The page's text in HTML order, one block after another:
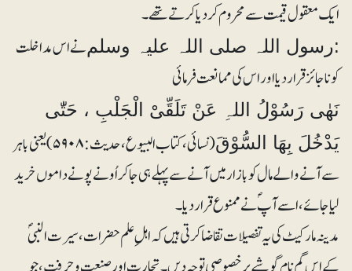
ایک معقول قیمت سے محروم کر دیا کرتے تھے۔
:رسول اللہ صلی اللہ علیہ وسلمنے اس مداخلت
کو ناجائز قرار دیا اور اس کی ممانعت فرمائی
نَھٰی رَسُوْلُ اللہِ عَنْ تَلَقِّیْ الْجَلْبِ ، حَتّٰی
یَدْخُلَ بِھَا السُّوْقَ
(نسائی، کتاب البیوع، حدیث:۵۹۰۸) یعنی باہر
سے آنے والے مال کو بازار میں آنے سے پہلے ہی جاکر اُونے پونے داموں خرید
لیا جائے، اسے آپؐ نے ممنوع قرار دیا۔
مدینہ مارکیٹ کی یہ تفصیلات تقاضا کرتی ہیں کہ اہلِ علم حضرات، سیرت النبیؐ